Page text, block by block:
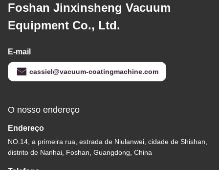
Foshan Jinxinsheng Vacuum
Equipment Co., Ltd.
E-mail
cassiel@vacuum-coatingmachine.com
O nosso endereço
Endereço
NO.14, a primeira rua, estrada de Niulanwei, cidade de Shishan,
distrito de Nanhai, Foshan, Guangdong, China